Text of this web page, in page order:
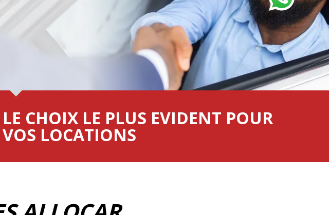
LE CHOIX LE PLUS EVIDENT POUR
VOS LOCATIONS